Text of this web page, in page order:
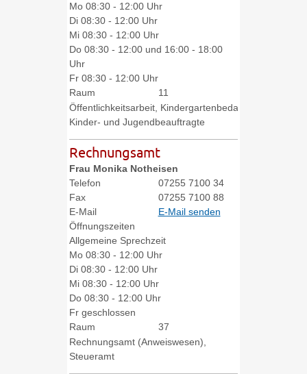
Mo 08:30 - 12:00 Uhr
Di 08:30 - 12:00 Uhr
Mi 08:30 - 12:00 Uhr
Do 08:30 - 12:00 und 16:00 - 18:00
Uhr
Fr 08:30 - 12:00 Uhr
Raum
11
Öffentlichkeitsarbeit, Kindergartenbedarfsplanung,
Kinder- und Jugendbeauftragte
Rechnungsamt
Frau Monika Notheisen
Telefon
07255 7100 34
Fax
07255 7100 88
E-Mail
E-Mail senden
Öffnungszeiten
Allgemeine Sprechzeit
Mo 08:30 - 12:00 Uhr
Di 08:30 - 12:00 Uhr
Mi 08:30 - 12:00 Uhr
Do 08:30 - 12:00 Uhr
Fr geschlossen
Raum
37
Rechnungsamt (Anweiswesen),
Steueramt